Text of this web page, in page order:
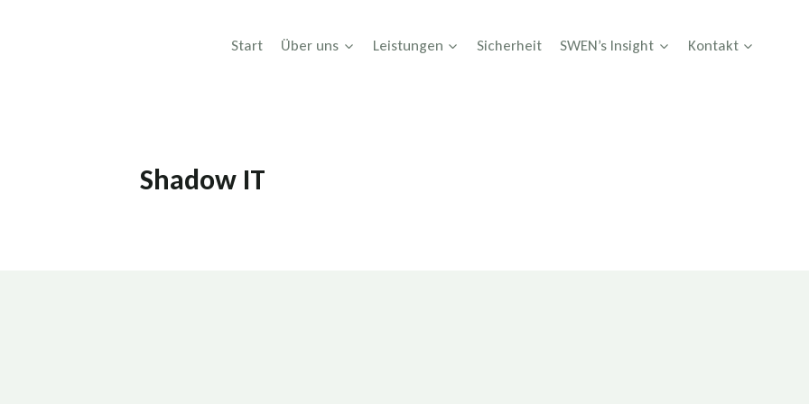
Start Über uns Leistungen Sicherheit SWEN’s Insight Kontakt
Shadow IT